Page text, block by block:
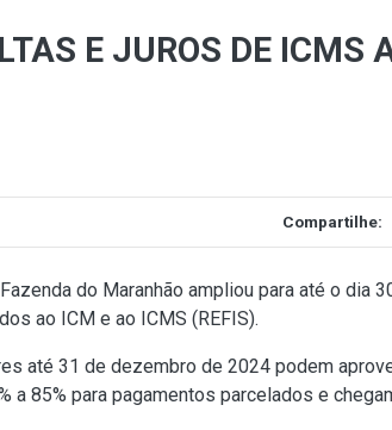
E JUROS DE ICMS
Compartilhe:
do Maranhão ampliou para até o dia
ao ICM e ao ICMS (REFIS).
até 31 de dezembro de 2024 podem
85% para pagamentos parcelados e